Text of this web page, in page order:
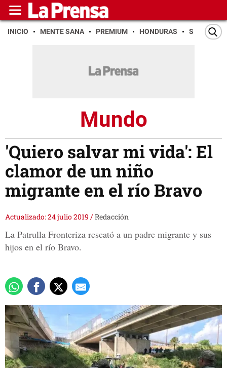
INICIO MENTE SANA PREMIUM HONDURAS SAN PEDRO
Mundo
'Quiero salvar mi vida': El
clamor de un niño
migrante en el río Bravo
Actualizado: 24 julio 2019 /Redacción
La Patrulla Fronteriza rescató a un padre migrante y sus
hijos en el río Bravo.